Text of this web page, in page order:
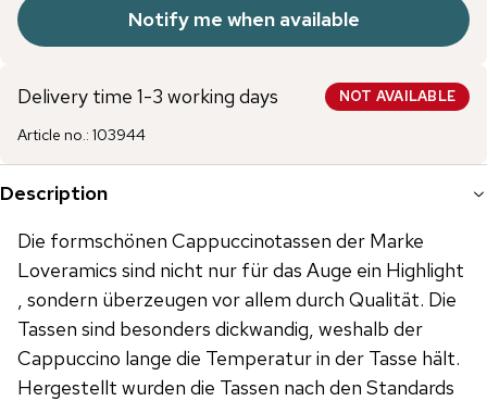
Notify me when available
Delivery time 1-3 working days NOT AVAILABLE
Article no.: 103944
Description
Die formschönen Cappuccinotassen der Marke
Loveramics sind nicht nur für das Auge ein Highlight
, sondern überzeugen vor allem durch Qualität. Die
Tassen sind besonders dickwandig, weshalb der
Cappuccino lange die Temperatur in der Tasse hält.
Hergestellt wurden die Tassen nach den Standards